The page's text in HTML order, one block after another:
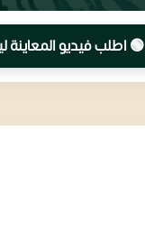
🟢 اطلب فيديو المعاينة